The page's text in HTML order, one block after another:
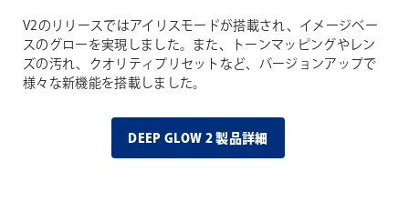
V2のリリースではアイリスモードが搭載され、イメージベー
スのグローを実現しました。また、トーンマッピングやレン
ズの汚れ、クオリティプリセットなど、バージョンアップで
様々な新機能を搭載しました。
DEEP GLOW 2 製品詳細